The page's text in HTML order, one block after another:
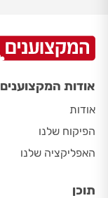
אודות המקצוענים
אודות
הפיקוח שלנו
האפליקציה שלנו
תוכן